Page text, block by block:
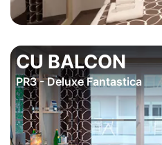
CU BALCON
PR3 - Deluxe Fantastica